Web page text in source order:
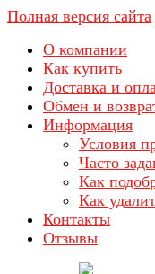
Полная версия сайта
О компании
Как купить
Доставка и
Обмен и
Информация
Условия
Часто
Как
Как
Контакты
Отзывы